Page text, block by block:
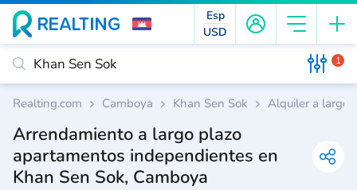
Esp
USD
1
Realting.com Camboya Khan Sen Sok Alquiler a largo
Arrendamiento a largo plazo
apartamentos independientes en
Khan Sen Sok, Camboya